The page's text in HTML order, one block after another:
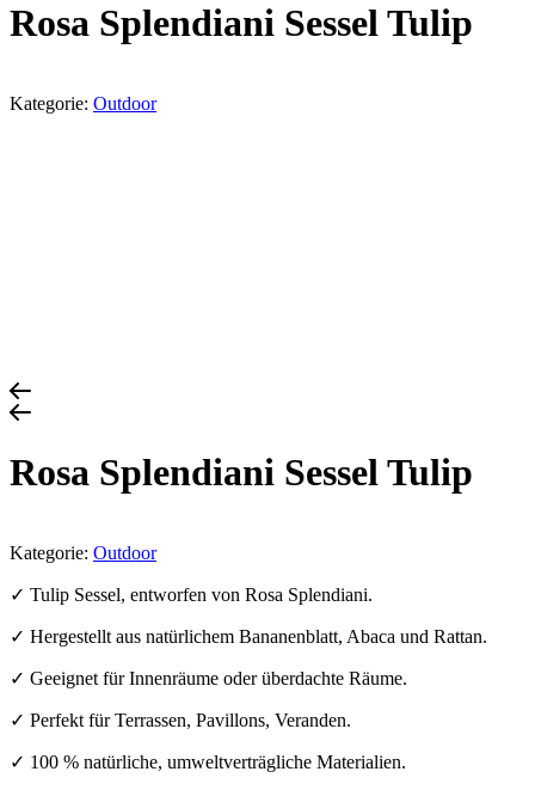
Rosa Splendiani Sessel Tulip
Kategorie: Outdoor
Rosa Splendiani Sessel Tulip
Kategorie: Outdoor
✓ Tulip Sessel, entworfen von Rosa Splendiani.
✓ Hergestellt aus natürlichem Bananenblatt, Abaca und Rattan.
✓ Geeignet für Innenräume oder überdachte Räume.
✓ Perfekt für Terrassen, Pavillons, Veranden.
✓ 100 % natürliche, umweltverträgliche Materialien.